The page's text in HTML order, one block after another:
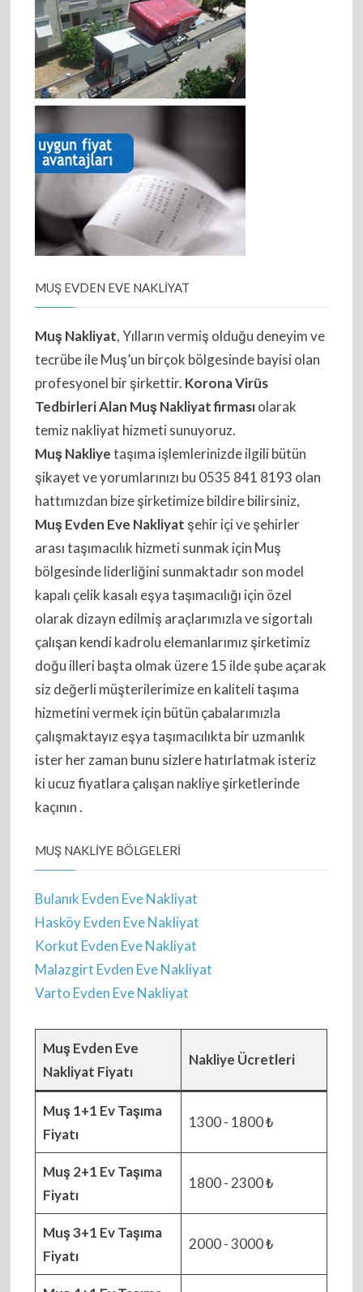
MUŞ EVDEN EVE NAKLİYAT
Muş Nakliyat, Yılların vermiş olduğu deneyim ve
tecrübe ile Muş’un birçok bölgesinde bayisi olan
profesyonel bir şirkettir. Korona Virüs
Tedbirleri Alan Muş Nakliyat firmasıolarak
temiz nakliyat hizmeti sunuyoruz.
Muş Nakliyetaşıma işlemlerinizde ilgili bütün
şikayet ve yorumlarınızı bu 0535 841 8193 olan
hattımızdan bize şirketimize bildire bilirsiniz,
Muş Evden Eve Nakliyat şehir içi ve şehirler
arası taşımacılık hizmeti sunmak için Muş
bölgesinde liderliğini sunmaktadır son model
kapalı çelik kasalı eşya taşımacılığı için özel
olarak dizayn edilmiş araçlarımızla ve sigortalı
çalışan kendi kadrolu elemanlarımız şirketimiz
doğu illeri başta olmak üzere 15 ilde şube açarak
siz değerli müşterilerimize en kaliteli taşıma
hizmetini vermek için bütün çabalarımızla
çalışmaktayız eşya taşımacılıkta bir uzmanlık
ister her zaman bunu sizlere hatırlatmak isteriz
ki ucuz fiyatlara çalışan nakliye şirketlerinde
kaçının .
MUŞ NAKLIYE BÖLGELERI
Bulanık Evden Eve Nakliyat
Hasköy Evden Eve Nakliyat
Korkut Evden Eve Nakliyat
Malazgirt Evden Eve Nakliyat
Varto Evden Eve Nakliyat
Muş Evden Eve
Nakliyat Fiyatı
Nakliye Ücretleri
Muş 1+1 Ev Taşıma
Fiyatı
1300 - 1800 ₺
Muş 2+1 Ev Taşıma
Fiyatı
1800 - 2300 ₺
Muş 3+1 Ev Taşıma
Fiyatı
2000 - 3000 ₺